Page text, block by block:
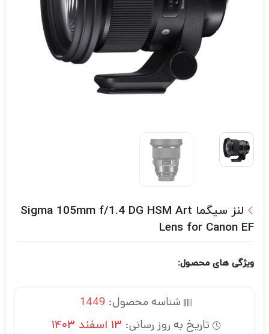
لنز سیگما Sigma 105mm f/1.4 DG HSM Art
Lens for Canon EF
ویژگی های محصول:
شناسه محصول: 1449
تاریخ به روز رسانی: 13 اسفند 1403